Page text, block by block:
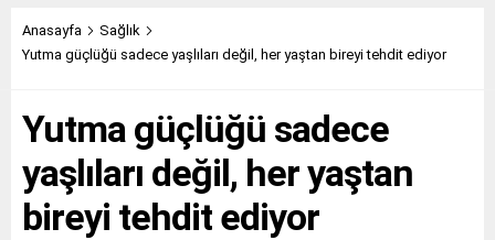
Anasayfa
Sağlık
Yutma güçlüğü sadece yaşlıları değil, her yaştan bireyi tehdit ediyor
Yutma güçlüğü sadece
yaşlıları değil, her yaştan
bireyi tehdit ediyor